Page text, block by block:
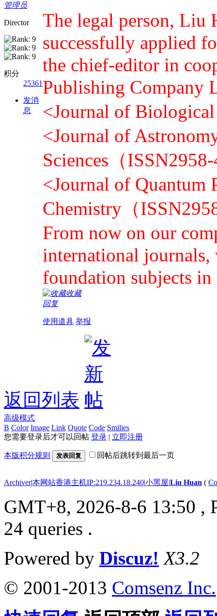
管理员
Director
积分
25361
发消
息
The legal person, Liu
successfully applied
the chief-editor in
Publishing Company
<Journal of
<Journal of
Sciences（
<Journal of Quantum
Chemistry（
From now on our
international
foundation subjects in
收藏
回复
使用道具 举报
返回列表
高级模式
B Color Image Link Quote Code Smilies
您需要登录后才可以回帖 登录 | 立即注册
本版积分规则 发表回复 回帖后跳转到最后一页
Archiver|本网站香港主机IP:219.234.18.240|小黑屋|Liu Huan (
GMT+8, 2026-8-6 13:50 ,
24 queries .
Powered by Discuz! X3.2
© 2001-2013 Comsenz Inc.